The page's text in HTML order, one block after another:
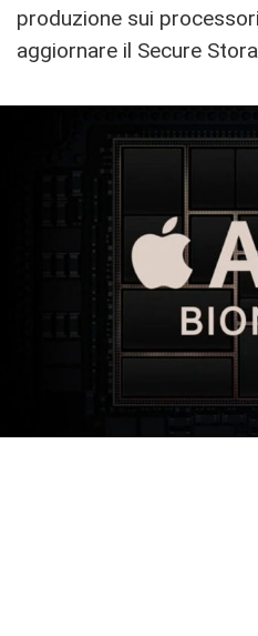
produzione sui
aggiornare il Secure